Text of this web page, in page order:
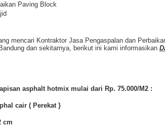
Paving Block
mencari Kontraktor Jasa Pengaspalan dan
dan sekitarnya, berikut ini kami informasikan
asphalt hotmix mulai dari Rp. 75.000/M2 :
cair ( Perekat }
cm